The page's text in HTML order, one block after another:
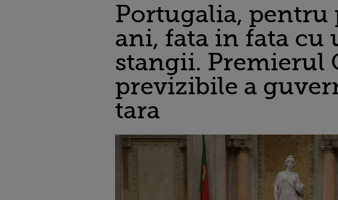
Portugalia,
ani, fata in fata cu
stangii. Premierul
previzibile a
tara